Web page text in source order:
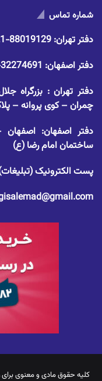
شماره تماس
دفتر تهران: 88019129-021
دفتر اصفهان: 32274691-031
دفتر تهران : بزرگراه
چمران – کوی پروانه – پلاک ۲ –
دفتر اصفهان:
ساختمان امام رضا (ع)
پست الکترونیک
کلیه حقوق مادی و معنوی برای